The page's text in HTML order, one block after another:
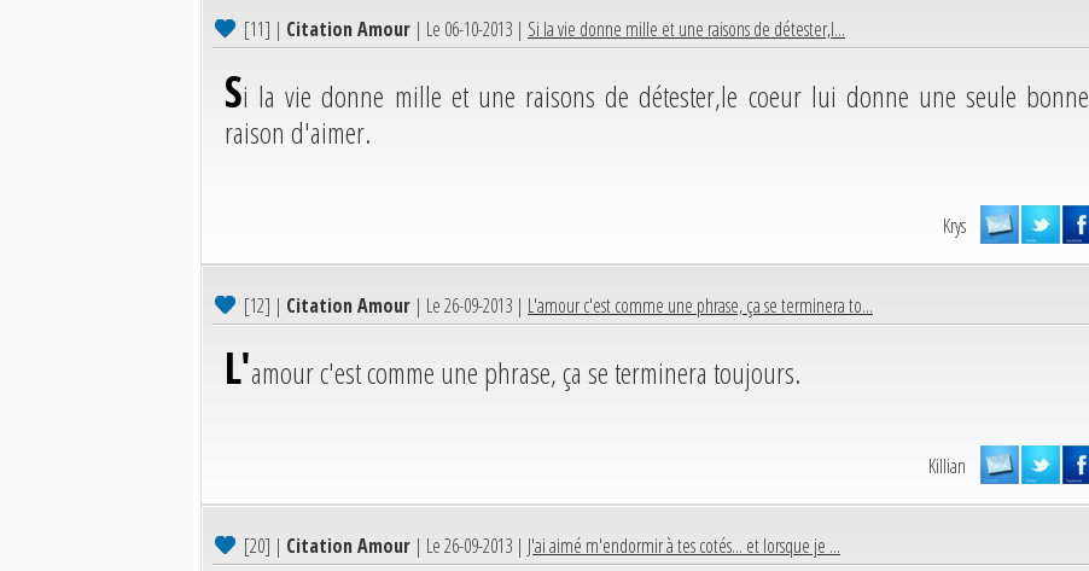
[11] | Citation Amour | Le 06-10-2013 | Si la vie donne mille et une raisons de détester,l...
Si la vie donne mille et une raisons de détester,le coeur lui donne une seule bonne
raison d'aimer.
Krys
[12] | Citation Amour | Le 26-09-2013 | L'amour c'est comme une phrase, ça se terminera to...
L'amour c'est comme une phrase, ça se terminera toujours.
Killian
[20] | Citation Amour | Le 26-09-2013 | J'ai aimé m'endormir à tes cotés... et lorsque je ...